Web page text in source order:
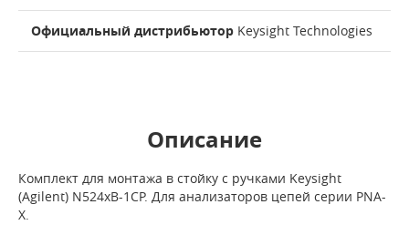
Официальный дистрибьютор Keysight Technologies
Описание
Комплект для монтажа в стойку c ручками Keysight
(Agilent) N524xB-1CP. Для анализаторов цепей серии PNA-
X.